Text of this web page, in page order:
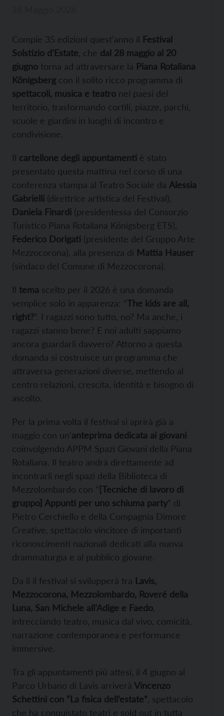
Compie 35 edizioni quest’anno il Festival
Solstizio d’Estate , che dal 28 maggio al 20
giugno torna ad attraversare la Piana Rotaliana
Königsberg con il solito ricco programma di
spettacoli, musica e teatro nei paesi del
territorio, trasformando cortili, piazze, parchi,
scuole e giardini in luoghi di incontro e
condivisione.
Il cartellone degli appuntamenti è stato
presentato questa mattina nel corso di una
conferenza stampa al Teatro Sociale da Alessia
Gabrielli (direttrice artistica del Festival),
Daniela Finardi (presidentessa del Consorzio
Turistico Piana Rotaliana Königsberg ETS),
Federico Dorigati (presidente del Gruppo Arte
Mezzocorona), alla presenza di Mattia Hauser
(sindaco del Comune di Mezzocorona).
Il tema scelto per il 2026 è una domanda
semplice solo in apparenza: “The kids are all,
right?”. I ragazzi sono tutto, no? Ma anche, i
ragazzi stanno bene? E noi adulti sappiamo
ancora guardarli davvero? Attorno a questa
domanda si costruisce un programma che
attraversa generazioni diverse, mettendo al
centro relazioni, crescita, identità e bisogno di
ascolto.
Per la prima volta il festival si aprirà già a
maggio con un’anteprima dedicata ai giovani
coinvolgendo APPM Spazi Giovani della Piana
Rotaliana. Il teatro andrà direttamente ad
incontrarli negli spazi della Biblioteca di
Mezzolombardo con “ [Tecniche di lavoro di
gruppo] Appunti per uno schiuma party” di
Pietro Cerchiello e della Compagnia Dimore
Creative, spettacolo vincitore di importanti
riconoscimenti nazionali dedicati alla nuova
drammaturgia e al pubblico giovane.
Da lì il festival si svilupperà tra Lavis,
Mezzocorona, Mezzolombardo, Roveré della
Luna, San Michele all’Adige e Faedo
intrecciando teatro, musica dal vivo, comicità,
narrazione contemporanea e performance
immersive.
Tra gli appuntamenti più attesi, il 4 giugno al
Parco Urbano di Lavis arriverà Vincenzo
Schettini con “La fisica dell’estate” , spettacolo
che ha conquistato teatri e sold out in tutta